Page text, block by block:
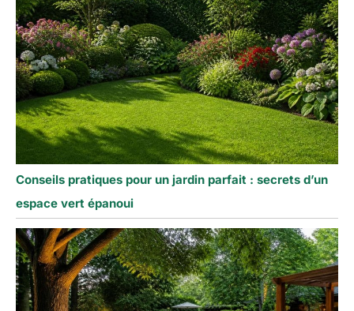
Conseils pratiques pour un jardin parfait : secrets d’un
espace vert épanoui